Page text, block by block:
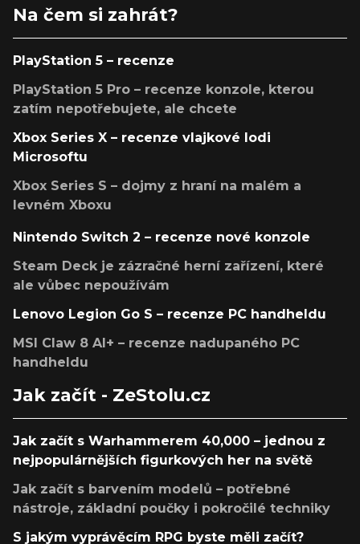
Na čem si zahrát?
PlayStation 5 – recenze
PlayStation 5 Pro – recenze konzole, kterou
zatím nepotřebujete, ale chcete
Xbox Series X – recenze vlajkové lodi
Microsoftu
Xbox Series S – dojmy z hraní na malém a
levném Xboxu
Nintendo Switch 2 – recenze nové konzole
Steam Deck je zázračné herní zařízení, které
ale vůbec nepoužívám
Lenovo Legion Go S – recenze PC handheldu
MSI Claw 8 AI+ – recenze nadupaného PC
handheldu
Jak začít - ZeStolu.cz
Jak začít s Warhammerem 40,000 – jednou z
nejpopulárnějších figurkových her na světě
Jak začít s barvením modelů – potřebné
nástroje, základní poučky i pokročilé techniky
S jakým vyprávěcím RPG byste měli začít?